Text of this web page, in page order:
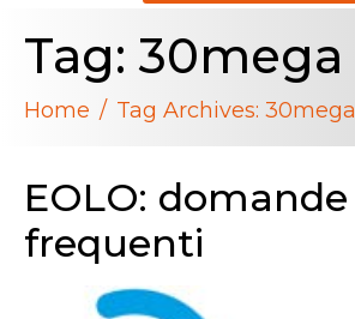
Tag:30mega
Home Tag Archives: 30mega
EOLO: domande
frequenti